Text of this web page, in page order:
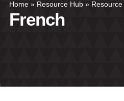
Home » Resource Hub »
French